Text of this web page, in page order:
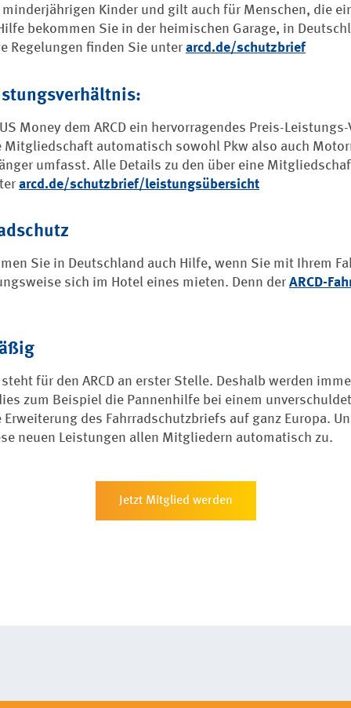
Kinder und gilt auch für Menschen, die
bekommen Sie in der heimischen Garage, in
Regelungen finden Sie unter arcd.de/schutzbrief
Money dem ARCD ein hervorragendes Preis-
Mitgliedschaft automatisch sowohl Pkw also auch
umfasst. Alle Details zu den über eine
arcd.de/schutzbrief/leistungsübersicht
Sie in Deutschland auch Hilfe, wenn Sie mit Ihrem
sich im Hotel eines mieten. Denn der ARCD-
für den ARCD an erster Stelle. Deshalb werden
zum Beispiel die Pannenhilfe bei einem
des Fahrradschutzbriefs auf ganz Europa.
neuen Leistungen allen Mitgliedern automatisch zu.
Jetzt Mitglied werden